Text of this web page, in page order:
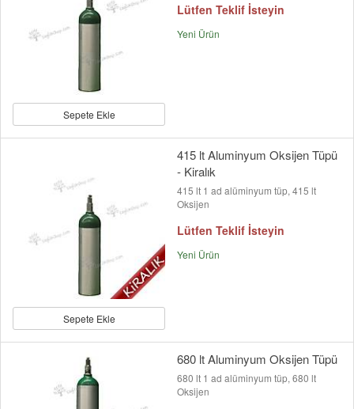
Sepete Ekle
Lütfen Teklif İsteyin
Yeni Ürün
Sepete Ekle
415 lt Aluminyum Oksijen Tüpü
- Kiralık
415 lt 1 ad alüminyum tüp, 415 lt
Oksijen
Lütfen Teklif İsteyin
Yeni Ürün
680 lt Aluminyum Oksijen Tüpü
680 lt 1 ad alüminyum tüp, 680 lt
Oksijen